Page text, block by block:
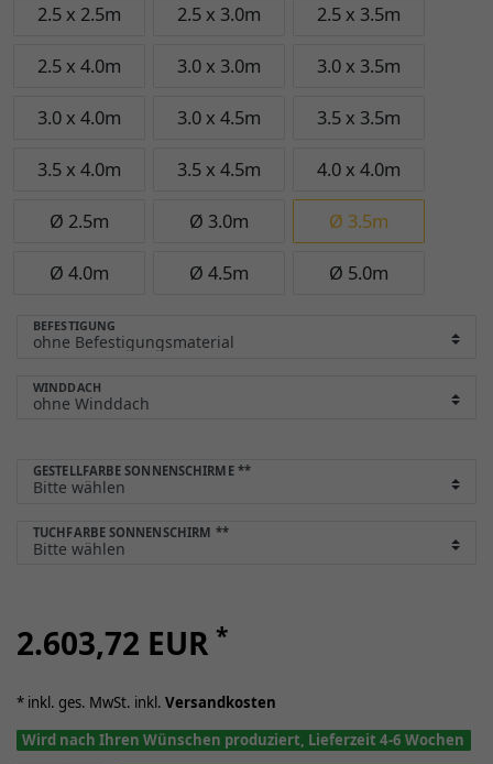
2.5 x 2.5m 2.5 x 3.0m 2.5 x 3.5m
2.5 x 4.0m 3.0 x 3.0m 3.0 x 3.5m
3.0 x 4.0m 3.0 x 4.5m 3.5 x 3.5m
3.5 x 4.0m 3.5 x 4.5m 4.0 x 4.0m
Ø 2.5m Ø 3.0m Ø 3.5m
Ø 4.0m Ø 4.5m Ø 5.0m
BEFESTIGUNG
WINDDACH
GESTELLFARBE SONNENSCHIRME **
TUCHFARBE SONNENSCHIRM **
2.603,72 EUR *
* inkl. ges. MwSt. inkl. Versandkosten
Wird nach Ihren Wünschen produziert, Lieferzeit 4-6 Wochen